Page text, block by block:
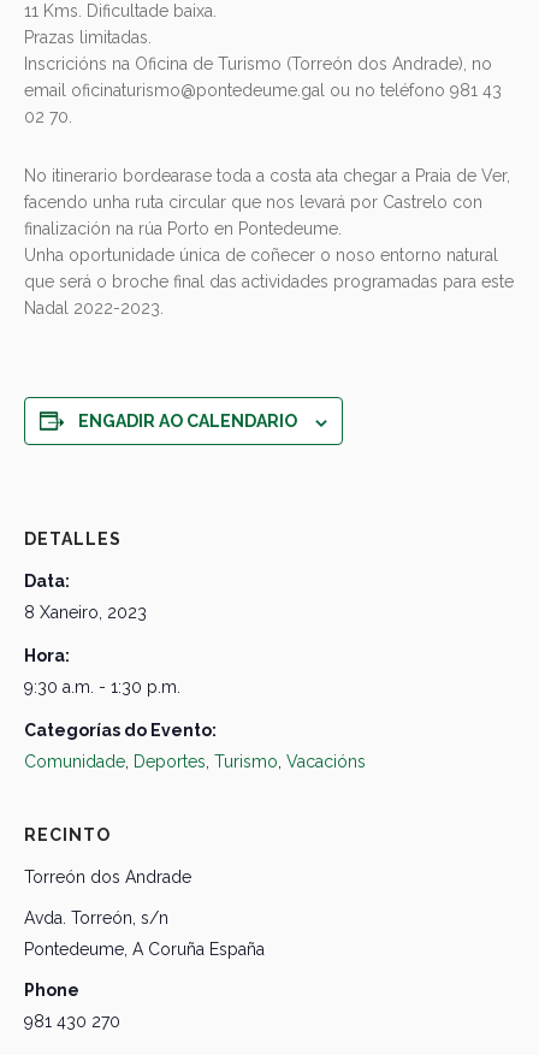
11 Kms. Dificultade baixa.
Prazas limitadas.
Inscricións na Oficina de Turismo (Torreón dos Andrade), no
email oficinaturismo@pontedeume.gal ou no teléfono 981 43
02 70.
No itinerario bordearase toda a costa ata chegar a Praia de Ver,
facendo unha ruta circular que nos levará por Castrelo con
finalización na rúa Porto en Pontedeume.
Unha oportunidade única de coñecer o noso entorno natural
que será o broche final das actividades programadas para este
Nadal 2022-2023.
ENGADIR AO CALENDARIO
DETALLES
Data:
8 Xaneiro, 2023
Hora:
9:30 a.m. - 1:30 p.m.
Categorías do Evento:
Comunidade, Deportes, Turismo, Vacacións
RECINTO
Torreón dos Andrade
Avda. Torreón, s/n
Pontedeume, A Coruña España
Phone
981 430 270